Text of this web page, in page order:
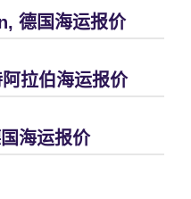
德国海运报价
拉伯海运报价
海运报价